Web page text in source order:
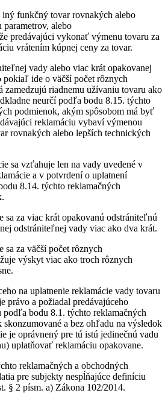
iný funkčný tovar rovnakých alebo
alebo
predávajúci vykonať výmenu tovaru za
vrátením kúpnej ceny za tovar.
vady alebo viac krát opakovanej
pokiaľ ide o väčší počet rôznych
zamedzujú riadnemu užívaniu tovaru ako
neurčí podľa bodu 8.15. týchto
podmienok, akým spôsobom má byť
reklamáciu vybaví výmenou
rovnakých alebo lepších technických
sa vzťahuje len na vady uvedené v
a v potvrdení o uplatnení
8.14. týchto reklamačných
sa za viac krát opakovanú odstrániteľnú
odstrániteľnej vady viac ako dva krát.
sa za väčší počet rôznych
výskyt viac ako troch rôznych
na uplatnenie reklamácie vady tovaru
právo a požiadal predávajúceho
podľa bodu 8.1. týchto reklamačných
a bez ohľadu na výsledok
je oprávnený pre tú istú jedinečnú vadu
uplatňovať reklamáciu opakovane.
reklamačných a obchodných
pre subjekty nespĺňajúce definíciu
§ 2 písm. a) Zákona 102/2014.